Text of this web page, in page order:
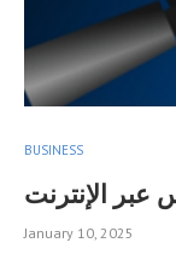
BUSINESS
الإنترنت
January 10, 2025